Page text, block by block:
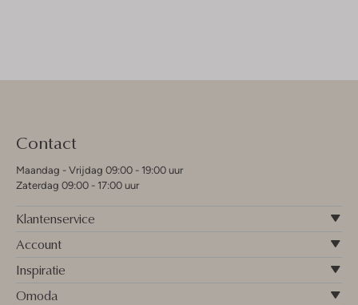
Contact
Maandag - Vrijdag 09:00 - 19:00 uur
Zaterdag 09:00 - 17:00 uur
Klantenservice
Account
Inspiratie
Omoda